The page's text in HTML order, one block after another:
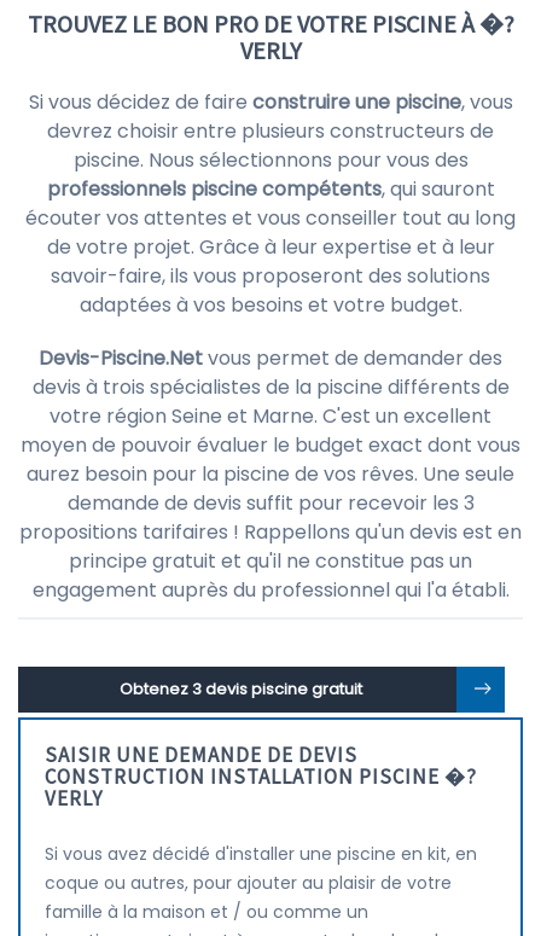
TROUVEZ LE BON PRO DE VOTRE PISCINE À �?
VERLY
Si vous décidez de faire construire une piscine, vous
devrez choisir entre plusieurs constructeurs de
piscine. Nous sélectionnons pour vous des
professionnels piscine compétents, qui sauront
écouter vos attentes et vous conseiller tout au long
de votre projet. Grâce à leur expertise et à leur
savoir-faire, ils vous proposeront des solutions
adaptées à vos besoins et votre budget.
Devis-Piscine.Netvous permet de demander des
devis à trois spécialistes de la piscine différents de
votre région Seine et Marne. C'est un excellent
moyen de pouvoir évaluer le budget exact dont vous
aurez besoin pour la piscine de vos rêves. Une seule
demande de devis suffit pour recevoir les 3
propositions tarifaires ! Rappellons qu'un devis est en
principe gratuit et qu'il ne constitue pas un
engagement auprès du professionnel qui l'a établi.
Obtenez 3 devis piscine gratuit
SAISIR UNE DEMANDE DE DEVIS
CONSTRUCTION INSTALLATION PISCINE �?
VERLY
Si vous avez décidé d'installer une piscine en kit, en
coque ou autres, pour ajouter au plaisir de votre
famille à la maison et / ou comme un